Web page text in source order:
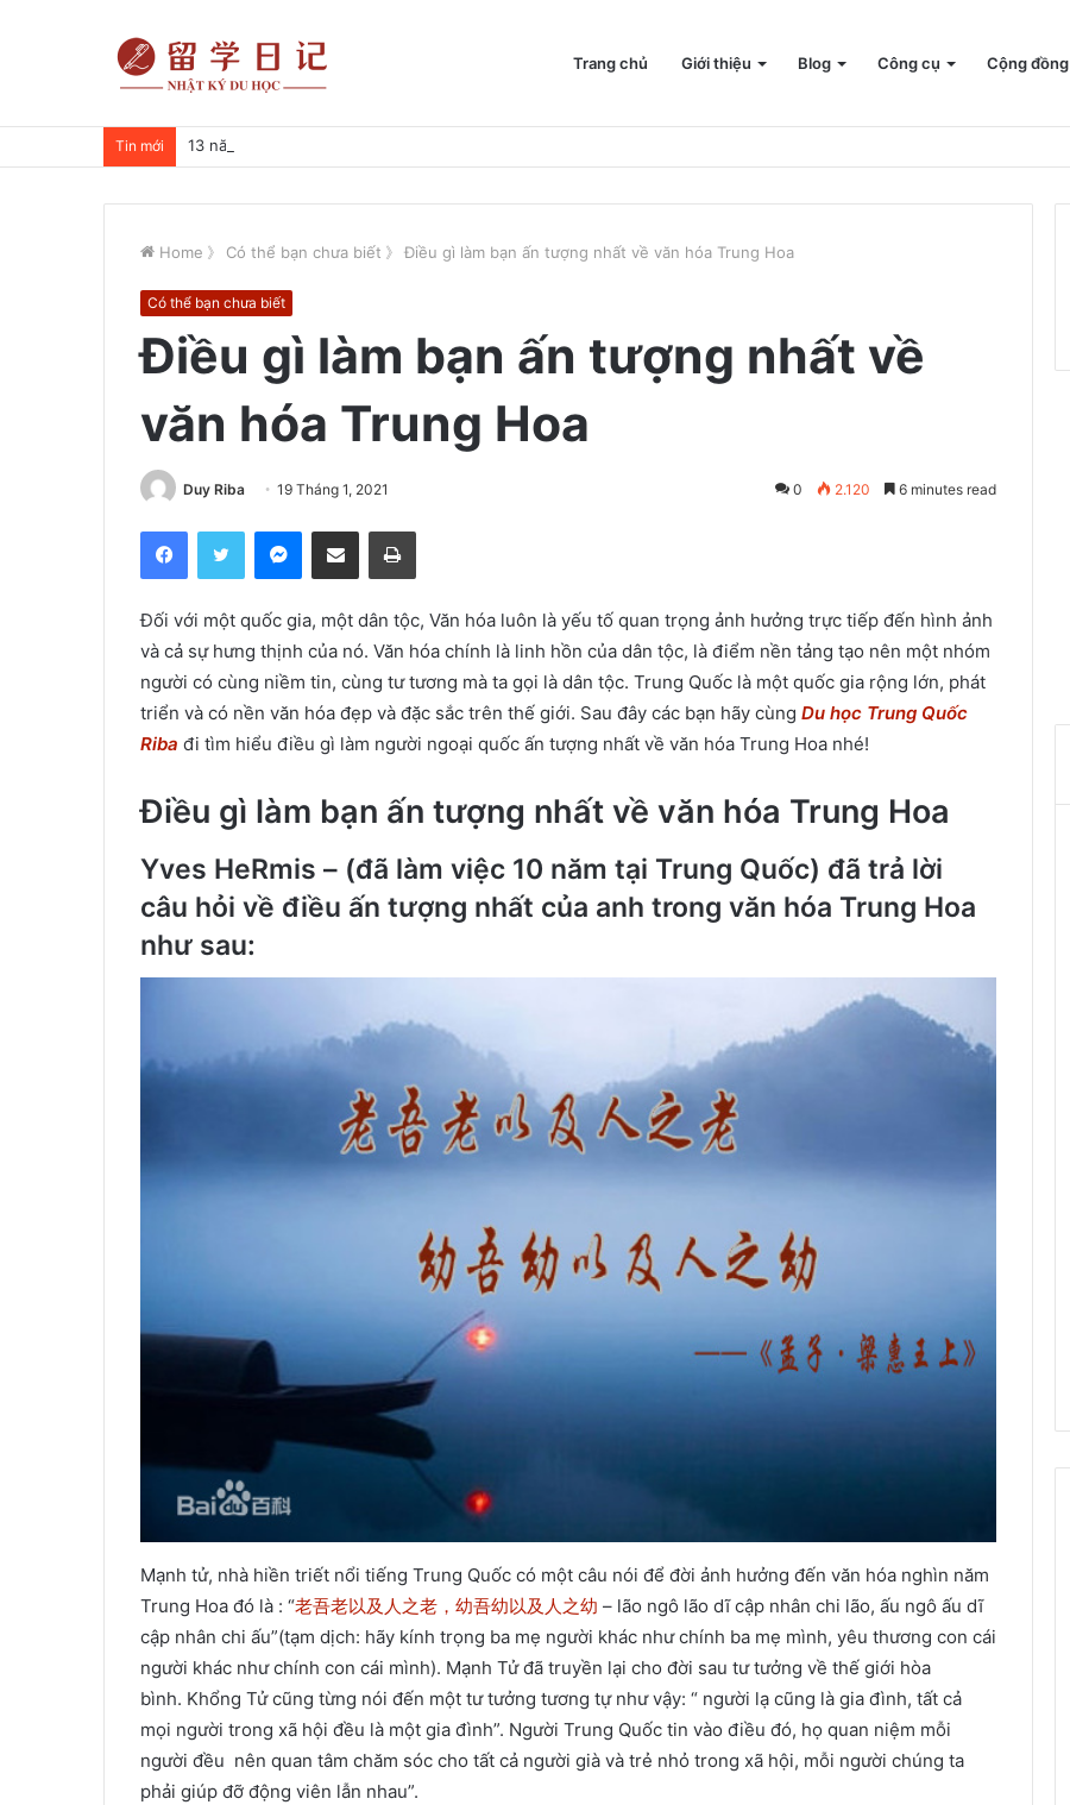
Trang chủ Giới thiệu Blog Công cụ Cộng đồng
Tin mới 13 năm học tiếng Trung – Tản mạn về du học
Home 》 Có thể bạn chưa biết 》 Điều gì làm bạn ấn tượng nhất về văn hóa Trung Hoa
Có thể bạn chưa biết
Điều gì làm bạn ấn tượng nhất về
văn hóa Trung Hoa
Duy Riba 19 Tháng 1, 2021 0 2.120 6 minutes read
FacebookTwitter Messenger
Share via Email Print
Đối với một quốc gia, một dân tộc, Văn hóa luôn là yếu tố quan trọng ảnh hưởng trực tiếp đến hình ảnh
và cả sự hưng thịnh của nó. Văn hóa chính là linh hồn của dân tộc, là điểm nền tảng tạo nên một nhóm
người có cùng niềm tin, cùng tư tương mà ta gọi là dân tộc. Trung Quốc là một quốc gia rộng lớn, phát
triển và có nền văn hóa đẹp và đặc sắc trên thế giới. Sau đây các bạn hãy cùng Du học Trung Quốc
Riba đi tìm hiểu điều gì làm người ngoại quốc ấn tượng nhất về văn hóa Trung Hoa nhé!
Điều gì làm bạn ấn tượng nhất về văn hóa Trung Hoa
Yves HeRmis – (đã làm việc 10 năm tại Trung Quốc) đã trả lời
câu hỏi về điều ấn tượng nhất của anh trong văn hóa Trung Hoa
như sau:
Mạnh tử, nhà hiền triết nổi tiếng Trung Quốc có một câu nói để đời ảnh hưởng đến văn hóa nghìn năm
Trung Hoa đó là : “老吾老以及人之老，幼吾幼以及人之幼 – lão ngô lão dĩ cập nhân chi lão, ấu ngô ấu dĩ
cập nhân chi ấu”(tạm dịch: hãy kính trọng ba mẹ người khác như chính ba mẹ mình, yêu thương con cái
người khác như chính con cái mình). Mạnh Tử đã truyền lại cho đời sau tư tưởng về thế giới hòa
bình. Khổng Tử cũng từng nói đến một tư tưởng tương tự như vậy: “ người lạ cũng là gia đình, tất cả
mọi người trong xã hội đều là một gia đình”. Người Trung Quốc tin vào điều đó, họ quan niệm mỗi
người đều nên quan tâm chăm sóc cho tất cả người già và trẻ nhỏ trong xã hội, mỗi người chúng ta
phải giúp đỡ động viên lẫn nhau”.